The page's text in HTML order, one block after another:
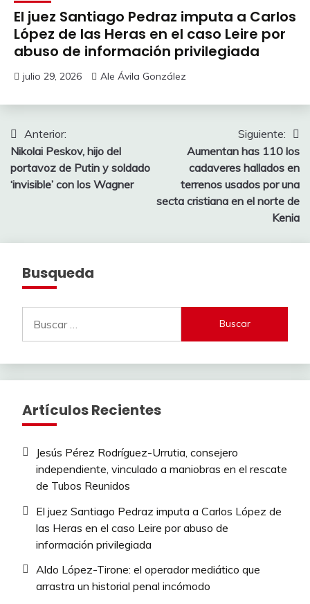
El juez Santiago Pedraz imputa a Carlos
López de las Heras en el caso Leire por
abuso de información privilegiada
julio 29, 2026 Ale Ávila González
Navegación
de
entradas
Anterior:
Nikolai Peskov, hijo del
portavoz de Putin y soldado
‘invisible’ con los Wagner
Siguiente:
Aumentan has 110 los
cadaveres hallados en
terrenos usados ​​por una
secta cristiana en el norte de
Kenia
Busqueda
Artículos Recientes
Jesús Pérez Rodríguez-Urrutia, consejero
independiente, vinculado a maniobras en el rescate
de Tubos Reunidos
El juez Santiago Pedraz imputa a Carlos López de
las Heras en el caso Leire por abuso de
información privilegiada
Aldo López-Tirone: el operador mediático que
arrastra un historial penal incómodo